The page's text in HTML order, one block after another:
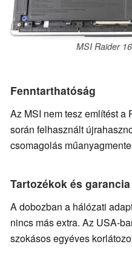
MSI Raider
Fenntarthatóság
Az MSI nem tesz említést a
során felhasznált
csomagolás
Tartozékok és garancia
A dobozban a hálózati
nincs más extra. Az USA-
szokásos egyéves